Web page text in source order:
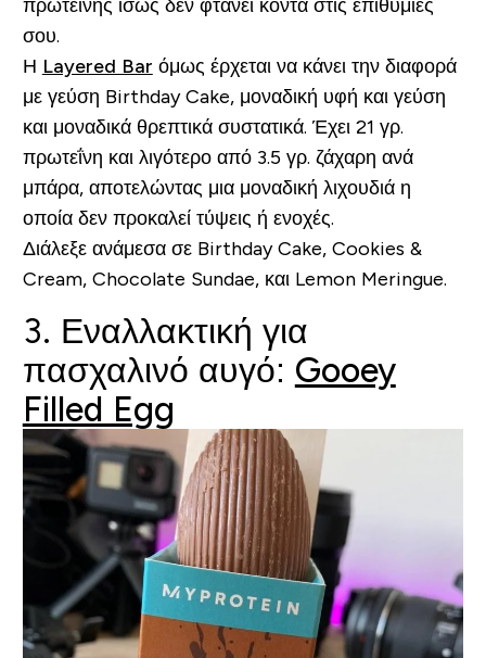
πρωτεΐνης ίσως δεν φτάνει κοντά στις επιθυμίες
σου.
Η Layered Bar όμως έρχεται να κάνει την διαφορά
με γεύση Birthday Cake, μοναδική υφή και γεύση
και μοναδικά θρεπτικά συστατικά. Έχει 21 γρ.
πρωτεΐνη και λιγότερο από 3.5 γρ. ζάχαρη ανά
μπάρα, αποτελώντας μια μοναδική λιχουδιά η
οποία δεν προκαλεί τύψεις ή ενοχές.
Διάλεξε ανάμεσα σε Birthday Cake, Cookies &
Cream, Chocolate Sundae, και Lemon Meringue.
3. Εναλλακτική για
πασχαλινό αυγό: Gooey
Filled Egg